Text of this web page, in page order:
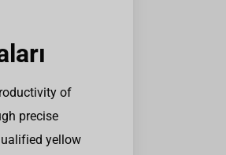
of
precise
yellow